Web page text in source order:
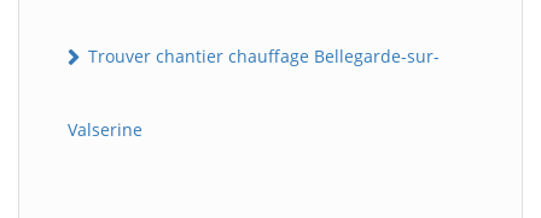
Trouver chantier chauffage Bellegarde-sur-
Valserine